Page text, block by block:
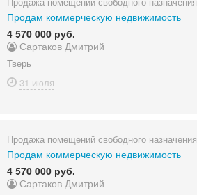
Продам коммерческую недвижимость
4 570 000 руб.
Сартаков Дмитрий
Тверь
31 июля
Продажа помещений свободного назначения
Продам коммерческую недвижимость
4 570 000 руб.
Сартаков Дмитрий